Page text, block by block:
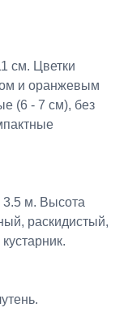
см. Цветки
и оранжевым
(6 - 7 см), без
3.5 м. Высота
раскидистый,